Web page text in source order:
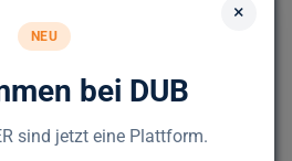
×
NEU
bei DUB
sind jetzt eine Plattform.